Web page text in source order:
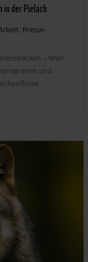
der Pielach
, Presse-
– WWF
und